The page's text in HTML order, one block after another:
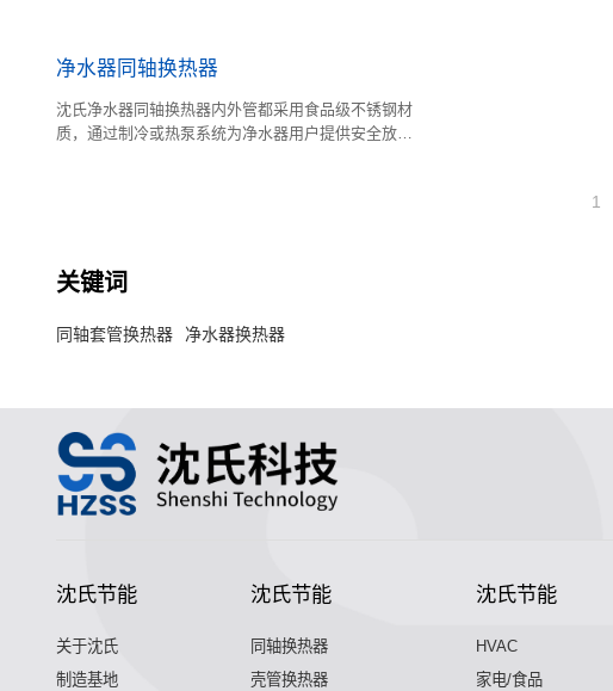
净水器同轴换热器
沈氏净水器同轴换热器内外管都采用食品级不锈钢材
质，通过制冷或热泵系统为净水器用户提供安全放心
1
关键词
同轴套管换热器 净水器换热器
沈氏节能
关于沈氏
制造基地
沈氏节能
同轴换热器
壳管换热器
沈氏节能
HVAC
家电/食品